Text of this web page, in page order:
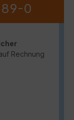
0
Rechnung